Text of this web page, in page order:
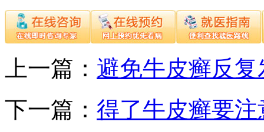
上一篇： 避免牛皮癣反
下一篇： 得了牛皮癣要